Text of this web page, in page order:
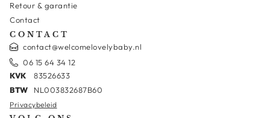
Retour & garantie
Contact
CONTACT
contact@welcomelovelybaby.nl
06 15 64 34 12
KVK
83526633
BTW
NL003832687B60
Privacybeleid